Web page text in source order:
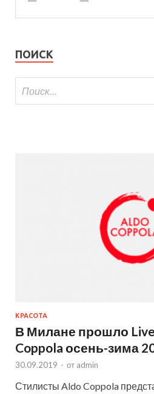
ПОИСК
КРАСОТА
В Милане прошло
Coppola осень-зима
30.09.2019 - от admin
Стилисты Aldo Coppola